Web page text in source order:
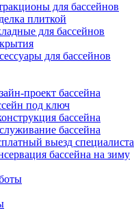
для бассейнов
плиткой
для бассейнов
для бассейнов
проект бассейна
под ключ
бассейна
бассейна
выезд специалиста
бассейна на зиму